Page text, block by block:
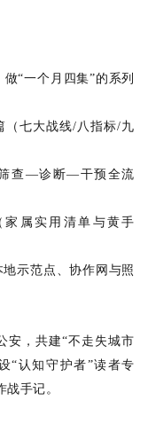
“一个月四集”的系列
（七大战线/八指标/九
查—诊断—干预全流
属实用清单与黄手
示范点、协作网与照
安，共建“不走失城市
“认知守护者”读者专
手记。